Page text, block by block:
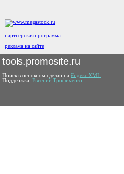
партнерская программа
реклама на сайте
tools.promosite.ru
Поиск в основном сделан на Яндекс.XML
Поддержка: Евгений Трофименко